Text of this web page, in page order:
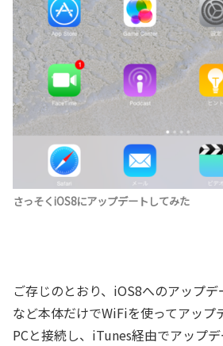
さっそくiOS8にアップデートしてみた
ご存じのとおり、iOS8へのアップ
など本体だけでWiFiを使ってアップ
PCと接続し、iTunes経由でアップ